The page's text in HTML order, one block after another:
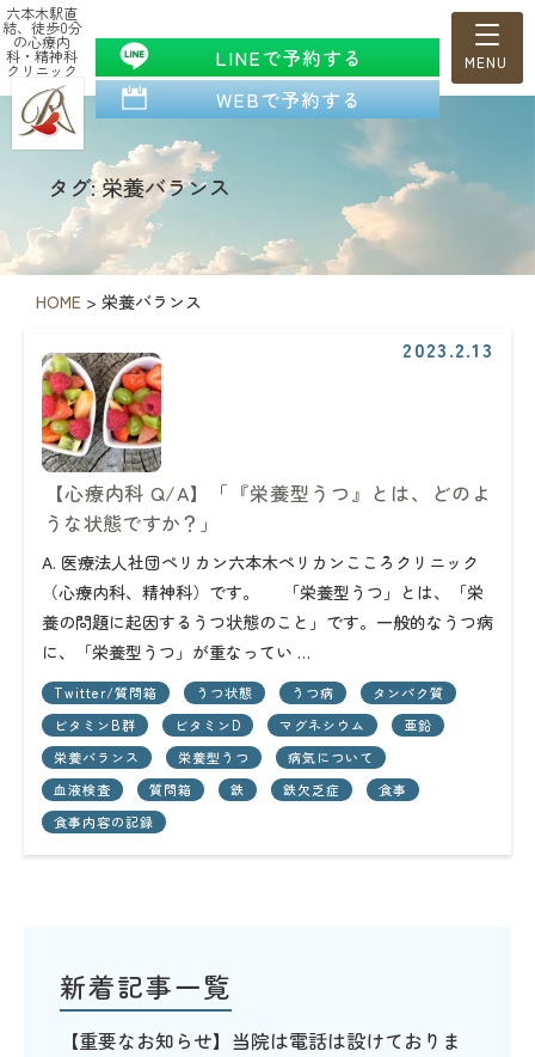
六本木駅直
結、徒歩0分
の心療内
科・精神科
クリニック
LINEで予約する
WEBで予約する
タグ: 栄養バランス
HOME > 栄養バランス
2023.2.13
【心療内科 Q/A】「『栄養型うつ』とは、どのよ
うな状態ですか？」
A. 医療法人社団ペリカン六本木ペリカンこころクリニック
（心療内科、精神科）です。 「栄養型うつ」とは、「栄
養の問題に起因するうつ状態のこと」です。一般的なうつ病
に、「栄養型うつ」が重なってい …
Twitter/質問箱 うつ状態 うつ病
タンパク質
ビタミンB群
ビタミンD マグネシウム
亜鉛
栄養バランス
栄養型うつ
病気について
血液検査
質問箱 鉄 鉄欠乏症
食事
食事内容の記録
新着記事一覧
【重要なお知らせ】当院は電話は設けておりま